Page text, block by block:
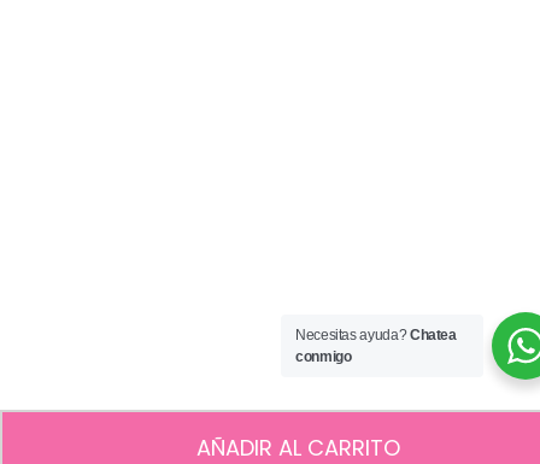
AÑADIR AL CARRITO
Necesitas ayuda?Chatea
conmigo